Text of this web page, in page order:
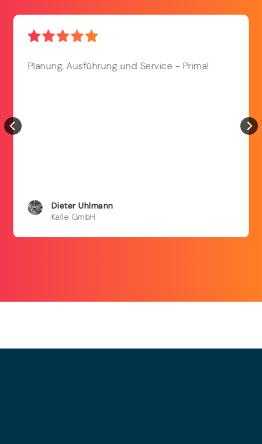
Planung, Ausführung und Service - Prima!
DieterUhlmann
Kalle GmbH